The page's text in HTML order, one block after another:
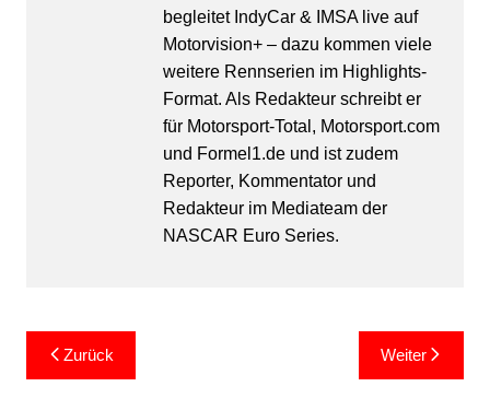
begleitet IndyCar & IMSA live auf
Motorvision+ – dazu kommen viele
weitere Rennserien im Highlights-
Format. Als Redakteur schreibt er
für Motorsport-Total, Motorsport.com
und Formel1.de und ist zudem
Reporter, Kommentator und
Redakteur im Mediateam der
NASCAR Euro Series.
Beitragsnavigation
Zurück Weiter